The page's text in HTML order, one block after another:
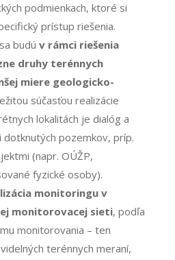
podmienkach, ktoré si
prístup riešenia.
budú v rámci riešenia
druhy terénnych
miere geologicko-
súčasťou realizácie
lokalitách je dialóg a
dotknutých pozemkov, príp.
(napr. OÚŽP,
fyzické osoby).
monitoringu v
monitorovacej sieti, podľa
monitorovania – ten
terénnych meraní,